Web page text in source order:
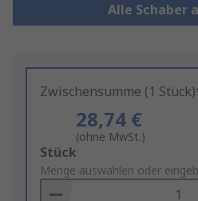
Alle Schaber
Zwischensumme (1
28,74 €
(ohne MwSt.)
Add
to
Basket
Stück
Menge auswählen oder